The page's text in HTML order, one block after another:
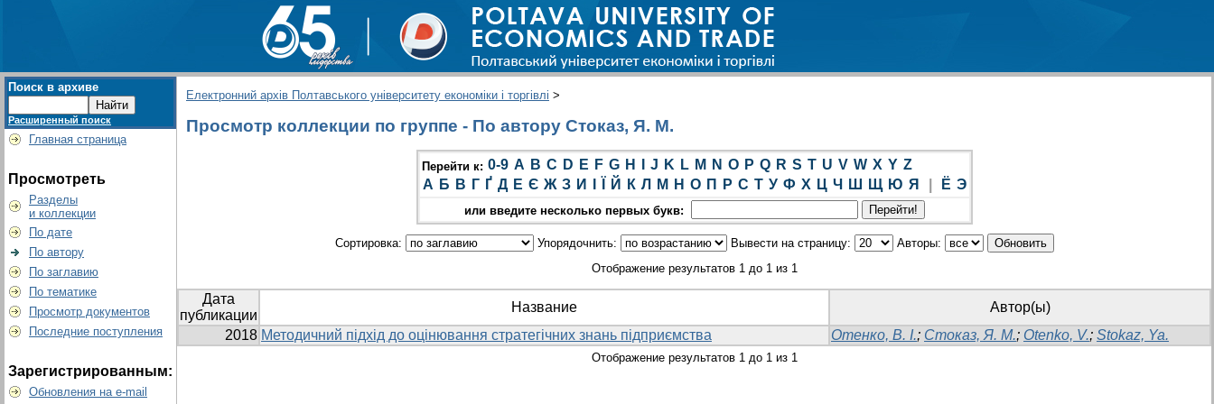
Поиск в архиве
Расширенный поиск
Главная страница
Просмотреть
Разделы
и коллекции
По дате
По автору
По заглавию
По тематике
Просмотр документов
Последние поступления
Зарегистрированным:
Обновления на e-mail
Електронний архів Полтавського університету економіки і торгівлі >
Просмотр коллекции по группе - По автору Стоказ, Я. М.
Перейти к: 0-9 A B C D E F G H J K L M N O P Q R S T U V W X Y Z
А Б В Г Ґ Д Е Є Ж З И Й К Л М Н О П Р С Т У Ф Х Ц Ч Ш Щ Ю Я Ё Э
или введите несколько первых букв:
Сортировка: Упорядочнить: Вывести на страницу:
Авторы:
Отображение результатов 1 до 1 из 1
Дата
публикации
Название
Автор(ы)
2018 Методичний підхід до оцінювання стратегічних знань підприємства Отенко, В. І.; Стоказ, Я. М.; Otenko, V.; Stokaz, Ya.
Отображение результатов 1 до 1 из 1